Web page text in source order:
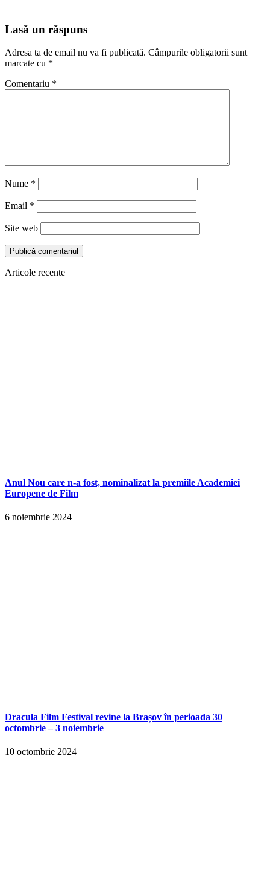
Lasă un răspuns
Adresa ta de email nu va fi publicată. Câmpurile obligatorii sunt
marcate cu *
Comentariu *
Nume *
Email *
Site web
Articole recente
Anul Nou care n-a fost, nominalizat la premiile Academiei
Europene de Film
6 noiembrie 2024
Dracula Film Festival revine la Brașov în perioada 30
octombrie – 3 noiembrie
10 octombrie 2024